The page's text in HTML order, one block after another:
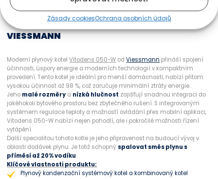
Zásady cookiesOchrana osobních údajů
řízení pomocí bezdrátového regulátoru CT 200. Snadná a rychlá
montáž i údržba. Stejné připojovací rozměry jako u předchozích typů
kotlů Bosch už více než 60 let.
VIESSMANN
Moderní plynový kotelVitodens 050-W odViessmann přináší spojení
účinnosti, úspory energie a moderních technologií v kompaktním
provedení. Tento kotel je ideální pro menší domácnosti, nabízí přitom
vysokou účinnost až 98 %, což zaručuje minimální ztráty energie.
Jeho malé rozměrya nízká hlučnost zajišťují snadnou integraci do
jakéhokoli bytového prostoru bez zbytečného rušení. S integrovaným
systémem regulace teploty a možností ovládání přes mobilní aplikaci,
Vitodens 050-W nabízí nejen pohodlí, ale i pokročilé možnosti řízení
vytápění.
Další specialitou tohoto kotle je jeho připravenost na budoucí vývoj v
oblasti dodávek plynu. Je totiž schopný spalovat směs plynu s
příměsí až 20% vodíku.
Klíčové vlastnosti produktu:
Plynový kondenzační systémový kotel a kombinovaný kotel